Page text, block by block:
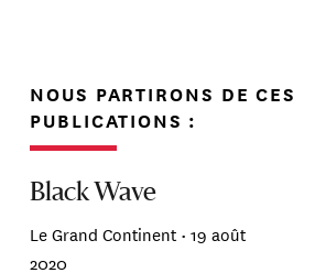
NOUS PARTIRONS DE CES
PUBLICATIONS :
Black Wave
Le Grand Continent •19 août
2020